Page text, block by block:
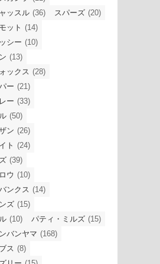
ッスル (36) スパーズ (20)
ット (14)
シー (10)
(13)
ックス (28)
ー (21)
ー (33)
(50)
ン (26)
ト (24)
(39)
ウ (10)
ンクス (14)
ズ (15)
(10) パティ・ミルズ (15)
バンヤマ (168)
ス (8)